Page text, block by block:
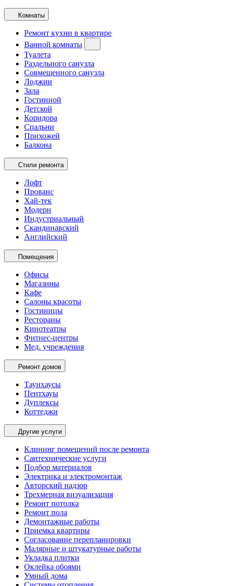
Комнаты
Ремонт кухни в квартире
Ванной комнаты
Туалета
Раздельного санузла
Совмещенного санузла
Лоджии
Зала
Гостинной
Детской
Коридора
Спальни
Прихожей
Балкона
Стили ремонта
Лофт
Прованс
Хай-тек
Модерн
Индустриальный
Скандинавский
Английский
Помещения
Офисы
Магазины
Кафе
Салоны красоты
Гостиницы
Рестораны
Кинотеатры
Фитнес-центры
Мед. учреждения
Ремонт домов
Таунхаусы
Пентхауы
Дуплексы
Коттеджи
Другие услуги
Клининг помещений после ремонта
Сантехнические услуги
Подбор материалов
Электрика и электромонтаж
Авторский надзор
Трехмерная визуализация
Ремонт потолка
Ремонт пола
Демонтажные работы
Приемка квартиры
Согласование перепланировки
Малярные и штукатурные работы
Укладка плитки
Оклейка обоями
Умный дома